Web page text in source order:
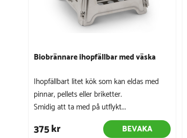
Biobrännare ihopfällbar med väska
Ihopfällbart litet kök som kan eldas med
pinnar, pellets eller briketter.
Smidig att ta med på utflykt...
375 kr BEVAKA